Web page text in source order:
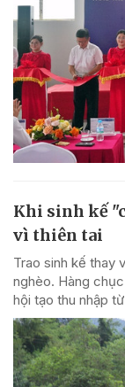
Khi sinh kế
vì thiên tai
Trao sinh kế thay
nghèo. Hàng
hội tạo thu nhập